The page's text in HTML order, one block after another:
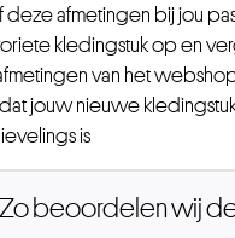
deze afmetingen bij jou
kledingstuk op en
van het
jouw nieuwe
is
Zo beoordelen wij